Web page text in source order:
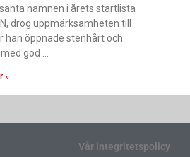
namnen i årets startlista
drog uppmärksamheten till
han öppnade stenhårt och
god
»
Vår integritetspolicy